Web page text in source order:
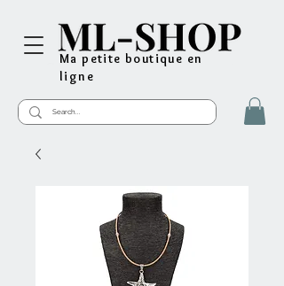
Ma petite boutique en
ligne